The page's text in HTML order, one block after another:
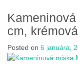
cm, krémová
Posted on 6 januára,